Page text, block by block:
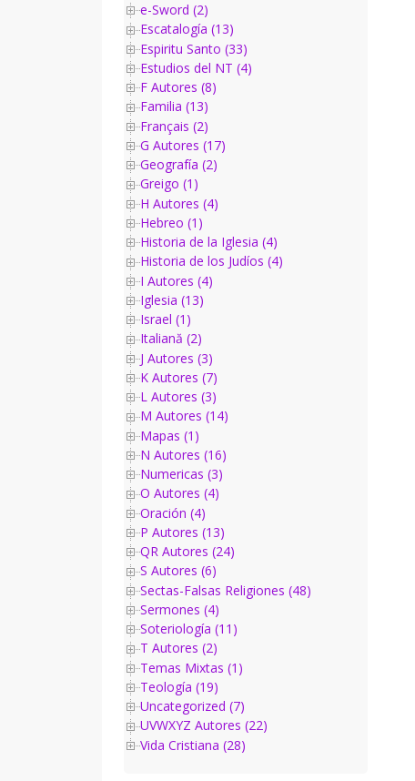
e-Sword (2)
Escatalogía (13)
Espiritu Santo (33)
Estudios del NT (4)
F Autores (8)
Familia (13)
Français (2)
G Autores (17)
Geografía (2)
Greigo (1)
H Autores (4)
Hebreo (1)
Historia de la Iglesia (4)
Historia de los Judíos (4)
I Autores (4)
Iglesia (13)
Israel (1)
Italiană (2)
J Autores (3)
K Autores (7)
L Autores (3)
M Autores (14)
Mapas (1)
N Autores (16)
Numericas (3)
O Autores (4)
Oración (4)
P Autores (13)
QR Autores (24)
S Autores (6)
Sectas-Falsas Religiones (48)
Sermones (4)
Soteriología (11)
T Autores (2)
Temas Mixtas (1)
Teología (19)
Uncategorized (7)
UVWXYZ Autores (22)
Vida Cristiana (28)